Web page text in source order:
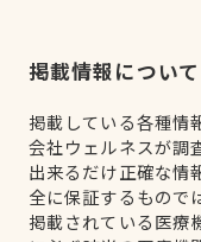
掲載情報について
掲載している各種情
会社ウェルネスが調
出来るだけ正確な情
全に保証するもので
掲載されている医療